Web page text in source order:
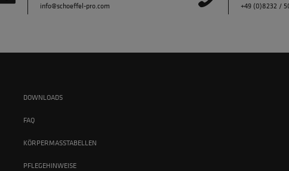
info@schoeffel-pro.com +49 (0)8232 /
DOWNLOADS
FAQ
KÖRPERMASSTABELLEN
PFLEGEHINWEISE